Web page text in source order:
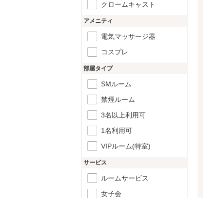
クロームキャスト
アメニティ
電気マッサージ器
コスプレ
部屋タイプ
SMルーム
禁煙ルーム
3名以上利用可
1名利用可
VIPルーム(特室)
サービス
ルームサービス
女子会